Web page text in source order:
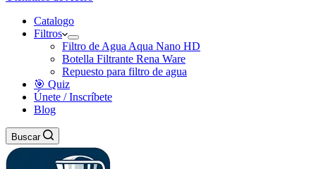
Catalogo
Filtros
Filtro de Agua Aqua Nano HD
Botella Filtrante Rena Ware
Repuesto para filtro de agua
🎯 Quiz
Únete / Inscríbete
Blog
Buscar